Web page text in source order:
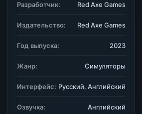
Разработчик: Red Axe Games
Издательство: Red Axe Games
Год выпуска: 2023
Жанр: Симуляторы
Интерфейс: Русский, Английский
Озвучка: Английский